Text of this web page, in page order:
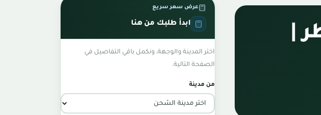
|
عرض سعر سريع
ابدأ طلبك من هنا
اختر المدينة والوجهة، ونكمل باقي التفاصيل في
الصفحة التالية.
من مدينة